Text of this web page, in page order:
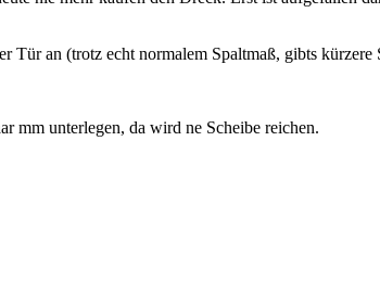
Tür an (trotz echt normalem Spaltmaß, gibts kürzere
mm unterlegen, da wird ne Scheibe reichen.